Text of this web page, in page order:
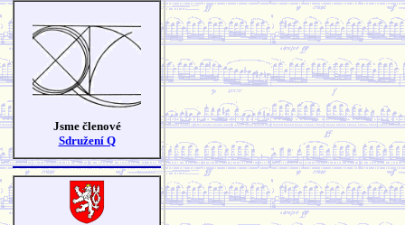
Jsme členové
Sdružení Q